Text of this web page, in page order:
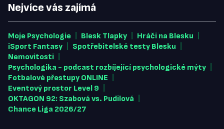
Nejvíce vás zajímá
Moje Psychologie Blesk Tlapky Hráči na Blesku
iSport Fantasy Spotřebitelské testy Blesku
Nemovitosti
Psychologika - podcast rozbíjející psychologické mýty
Fotbalové přestupy ONLINE
Eventový prostor Level 9
OKTAGON 92: Szabová vs. Pudilová
Chance Liga 2026/27